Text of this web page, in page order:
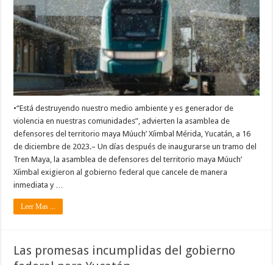
•“Está destruyendo nuestro medio ambiente y es generador de
violencia en nuestras comunidades”, advierten la asamblea de
defensores del territorio maya Múuch’ Xíimbal Mérida, Yucatán, a 16
de diciembre de 2023.– Un días después de inaugurarse un tramo del
Tren Maya, la asamblea de defensores del territorio maya Múuch’
Xíimbal exigieron al gobierno federal que cancele de manera
inmediata y …
Leer Mas ...
Las promesas incumplidas del gobierno